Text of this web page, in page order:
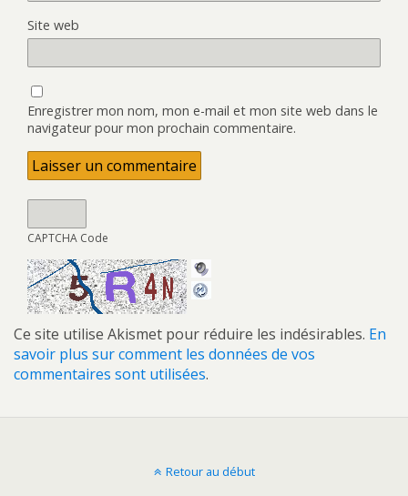
Site web
Enregistrer mon nom, mon e-mail et mon site web dans le
navigateur pour mon prochain commentaire.
CAPTCHA Code
Ce site utilise Akismet pour réduire les indésirables. En
savoir plus sur comment les données de vos
commentaires sont utilisées.
Retour au début